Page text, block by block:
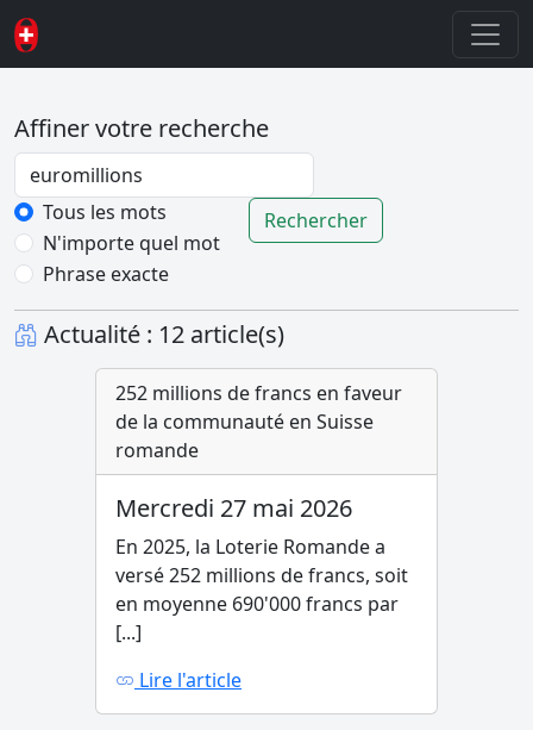
Affiner votre recherche
Password
Tous les mots
N'importe quel mot
Phrase exacte
Rechercher
Actualité : 12 article(s)
252 millions de francs en faveur
de la communauté en Suisse
romande
Mercredi 27 mai 2026
En 2025, la Loterie Romande a
versé 252 millions de francs, soit
en moyenne 690'000 francs par
[...]
Lire l'article